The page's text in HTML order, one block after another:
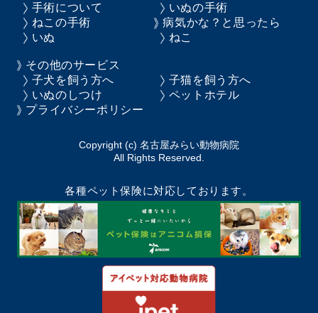
手術について
いぬの手術
ねこの手術
病気かな？と思ったら
いぬ
ねこ
その他のサービス
子犬を飼う方へ
子猫を飼う方へ
いぬのしつけ
ペットホテル
プライバシーポリシー
Copyright (c) 名古屋みらい動物病院
All Rights Reserved.
各種ペット保険に対応しております。